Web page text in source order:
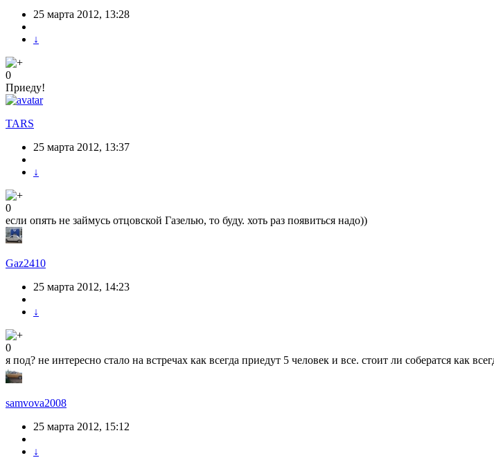
25 марта 2012, 13:28
↓
0
Приеду!
TARS
25 марта 2012, 13:37
↓
0
если опять не займусь отцовской Газелью, то буду. хоть раз появиться надо))
Gaz2410
25 марта 2012, 14:23
↓
0
я под? не интересно стало на встречах как всегда приедут 5 человек и все. стоит ли собератся как
samvova2008
25 марта 2012, 15:12
↓